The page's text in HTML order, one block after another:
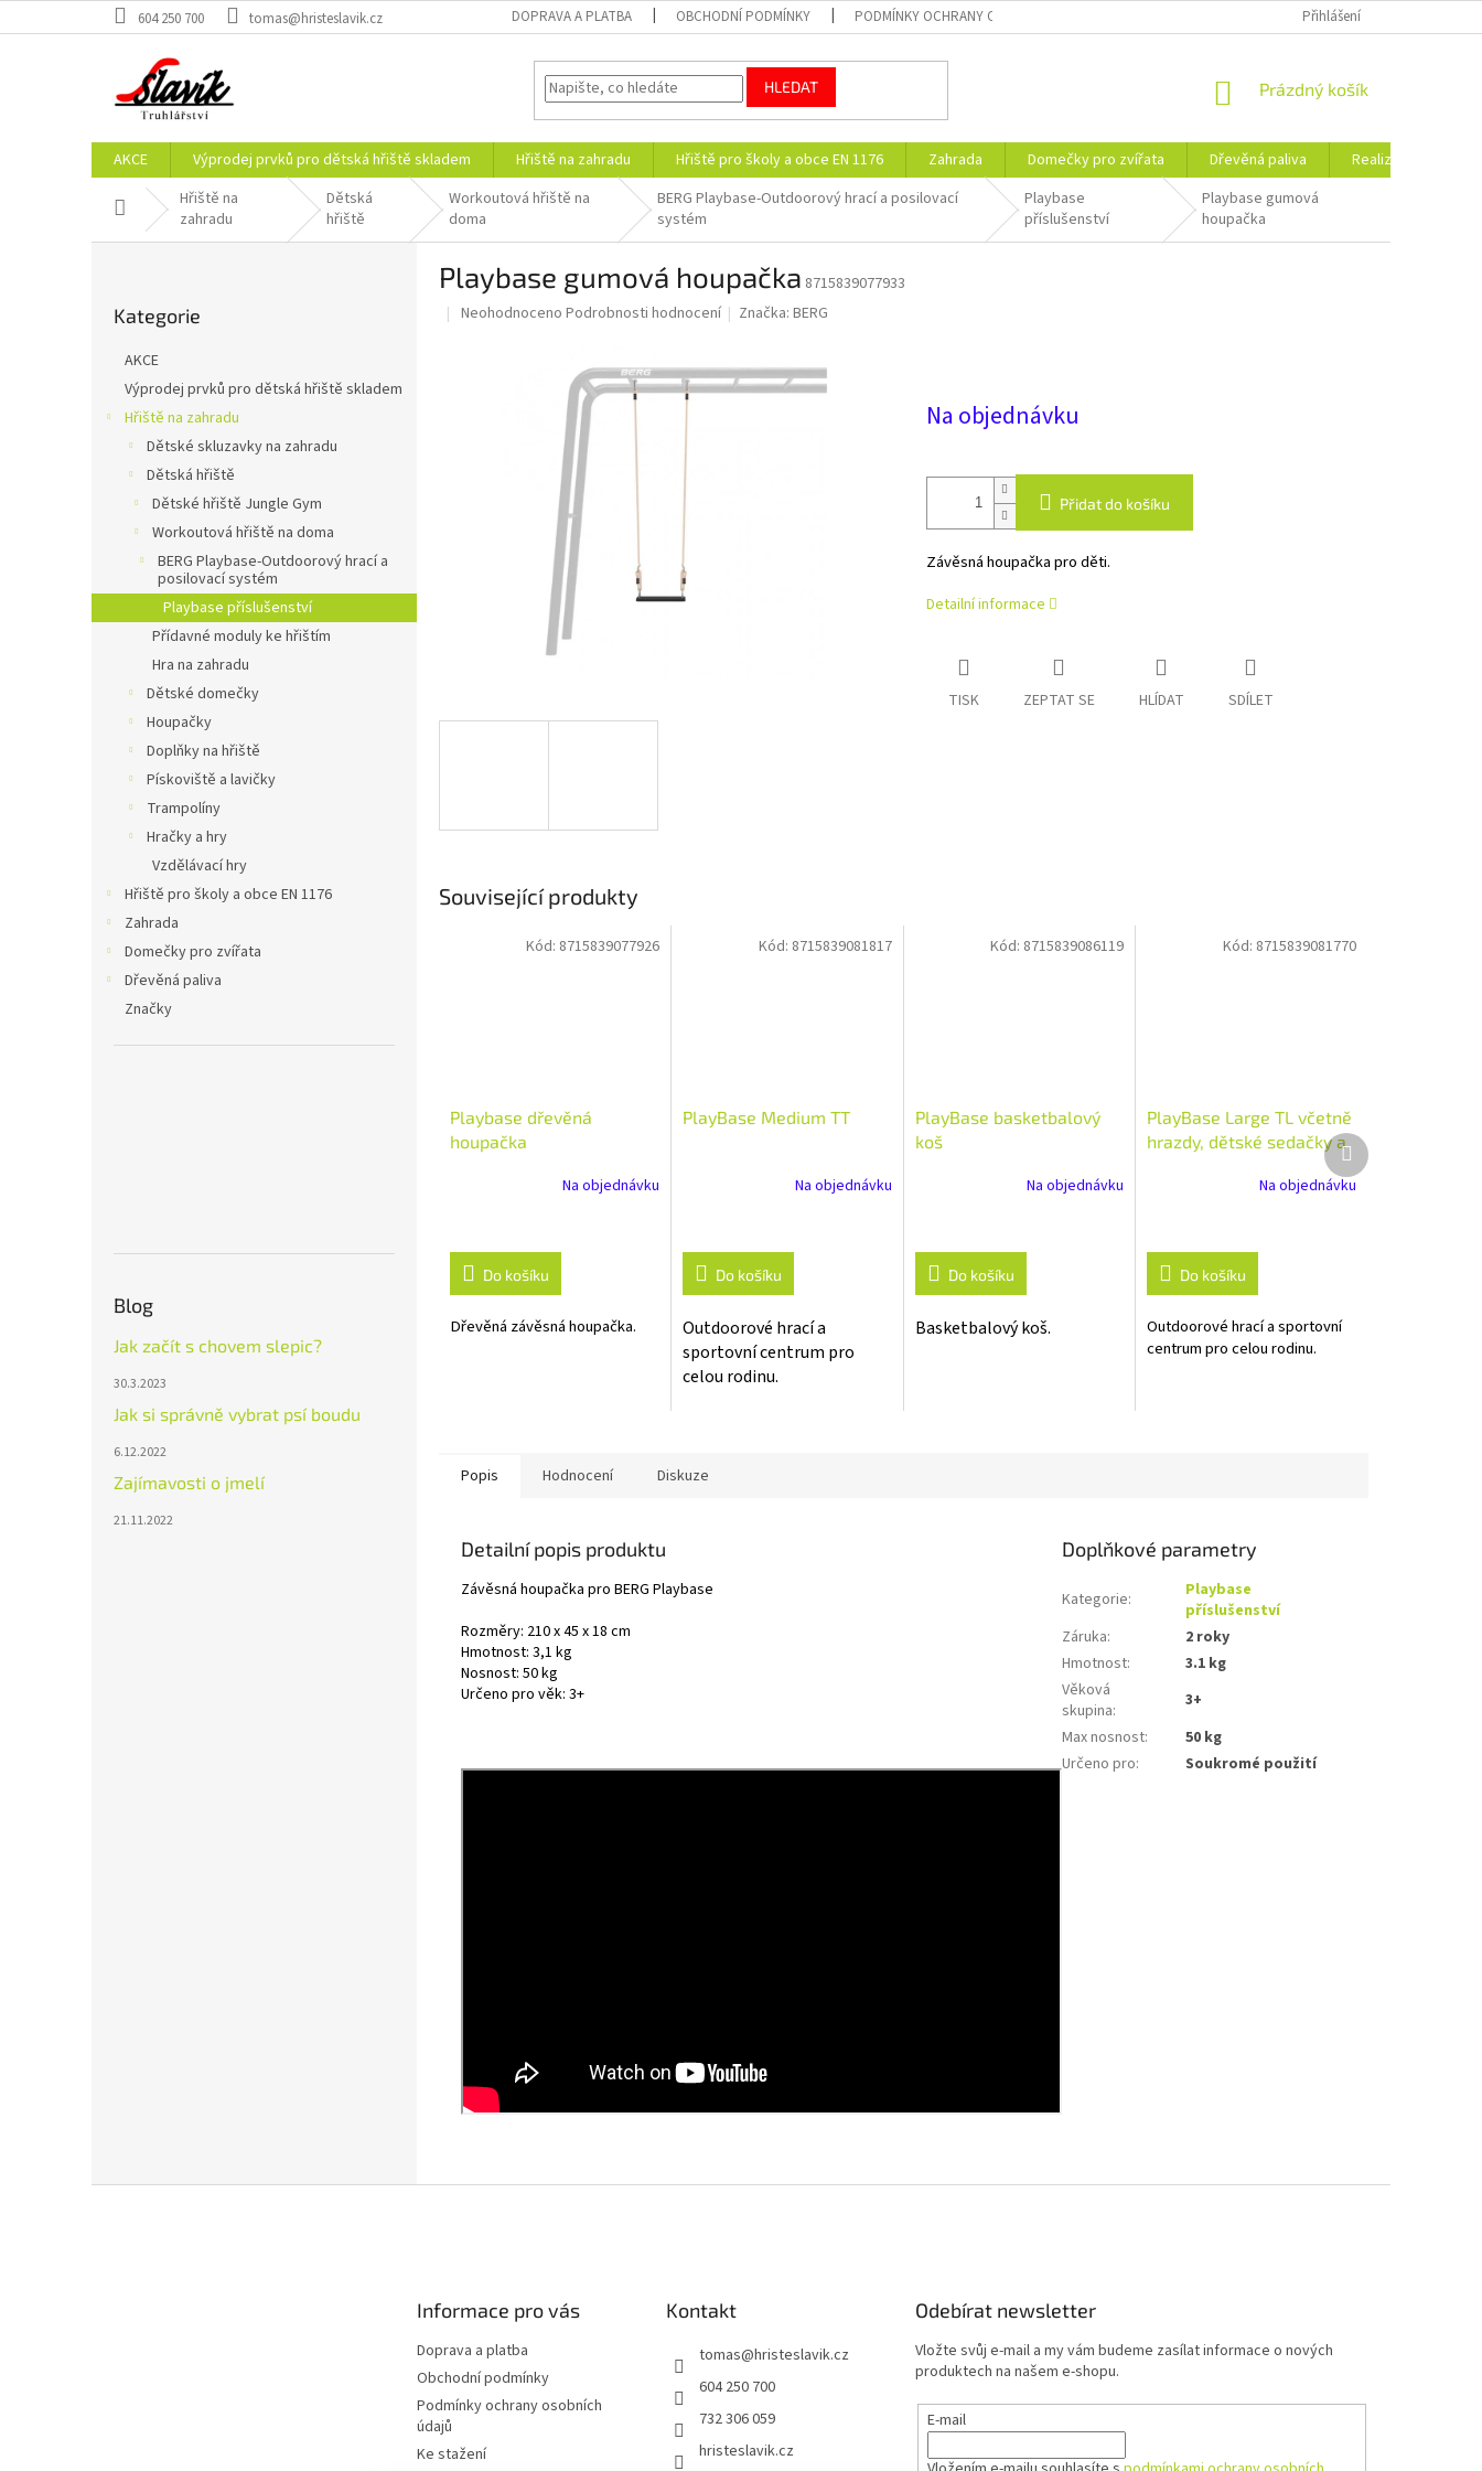
na
604 250 700 tomas@hristeslavik.cz DOPRAVA A PLATBA OBCHODNÍ PODMÍNKY PODMÍNKY OCHRANY OSOBNÍCH ÚDAJŮ PORADNA BLOG
Přihlášení
HLEDAT
NÁKUPNÍ
Prázdný košík
AKCE Výprodej prvků pro dětská hřiště skladem Hřiště na zahradu Hřiště pro školy a obce EN 1176 Zahrada Domečky pro zvířata Dřevěná paliva Realizace
Domů Hřiště na
zahradu
Dětská
hřiště
Workoutová hřiště na
doma
BERG Playbase-Outdoorový hrací a posilovací
systém
Playbase
příslušenství
Playbase gumová
houpačka
kategorie
Kategorie
AKCE
Výprodej prvků pro dětská hřiště skladem
Hřiště na zahradu
Dětské skluzavky na zahradu
Dětská hřiště
Dětské hřiště Jungle Gym
Workoutová hřiště na doma
BERG Playbase-Outdoorový hrací a
posilovací systém
Playbase příslušenství
Přídavné moduly ke hřištím
Hra na zahradu
Dětské domečky
Houpačky
Doplňky na hřiště
Pískoviště a lavičky
Trampolíny
Hračky a hry
Vzdělávací hry
Hřiště pro školy a obce EN 1176
Zahrada
Domečky pro zvířata
Dřevěná paliva
Značky
Blog
Jak začít s chovem slepic?
30.3.2023
Jak si správně vybrat psí boudu
6.12.2022
Zajímavosti o jmelí
21.11.2022
Playbase gumová houpačka 8715839077933
Průměrné
Neohodnoceno Podrobnosti hodnocení Značka:BERG
Na objednávku
Přidat do košíku
Závěsná houpačka pro děti.
Detailní informace
TISK ZEPTAT SE HLÍDAT SDÍLET
Související produkty
Playbase dřevěná
houpačka
Na objednávku
Do košíku
Dřevěná závěsná houpačka.
Kód: 8715839077926
PlayBase Medium TT
Na objednávku
Do košíku
Outdoorové hrací a
sportovní centrum pro
celou rodinu.
Kód: 8715839081817
PlayBase basketbalový
koš
Na objednávku
Do košíku
Basketbalový koš.
Kód: 8715839086119
PlayBase Large TL včetně
hrazdy, dětské sedačky a
Na objednávku
Do košíku
Outdoorové hrací a sportovní
centrum pro celou rodinu.
Kód: 8715839081770
Další
produkt
Popis Hodnocení Diskuze
Detailní popis produktu
Závěsná houpačka pro BERG Playbase
Rozměry: 210 x 45 x 18 cm
Hmotnost: 3,1 kg
Nosnost: 50 kg
Určeno pro věk: 3+
Doplňkové parametry
Kategorie:
Playbase
příslušenství
Záruka:
2 roky
Hmotnost:
3.1 kg
Věková
skupina:
3+
Max nosnost:
50 kg
Určeno pro: Soukromé použití
Informace pro vás
Doprava a platba
Obchodní podmínky
Podmínky ochrany osobních
údajů
Ke stažení
Kontakt
tomas@hristeslavik.cz
604 250 700
732 306 059
hristeslavik.cz
Odebírat newsletter
Vložte svůj e-mail a my vám budeme zasílat informace o nových
produktech na našem e-shopu.
E-mail